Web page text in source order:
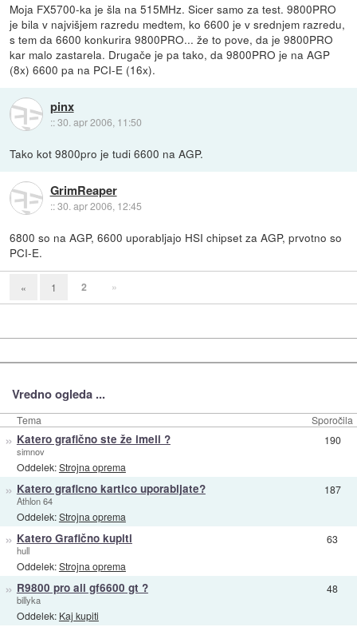
Moja FX5700-ka je šla na 515MHz. Sicer samo za test. 9800PRO
je bila v najvišjem razredu medtem, ko 6600 je v srednjem razredu,
s tem da 6600 konkurira 9800PRO... že to pove, da je 9800PRO
kar malo zastarela. Drugače je pa tako, da 9800PRO je na AGP
(8x) 6600 pa na PCI-E (16x).
pinx
::30. apr 2006, 11:50
Tako kot 9800pro je tudi 6600 na AGP.
GrimReaper
::30. apr 2006, 12:45
6800 so na AGP, 6600 uporabljajo HSI chipset za AGP, prvotno so
PCI-E.
« 1 2 »
Vredno ogleda ...
Tema Sporočila
» Katero grafično ste že imeli ?
simnov
Oddelek:Strojna oprema
190
» Katero graficno kartico uporabljate?
Athlon 64
Oddelek:Strojna oprema
187
» Katero Grafično kupiti
hull
Oddelek:Strojna oprema
63
» R9800 pro ali gf6600 gt ?
billyka
Oddelek: Kaj kupiti
48